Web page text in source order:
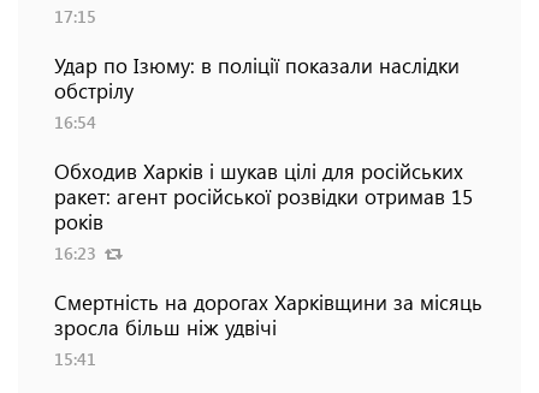
17:15
Удар по Ізюму: в поліції показали наслідки
обстрілу
16:54
Обходив Харків і шукав цілі для російських
ракет: агент російської розвідки отримав 15
років
16:23
Смертність на дорогах Харківщини за місяць
зросла більш ніж удвічі
15:41